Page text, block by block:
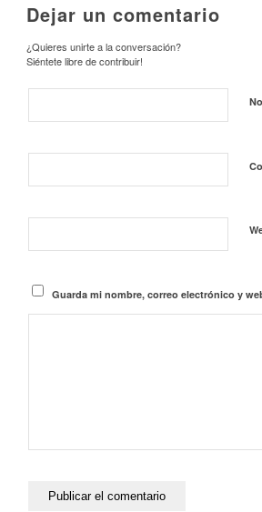
Dejar un comentario
¿Quieres unirte a la conversación?
Siéntete libre de contribuir!
Guarda mi nombre, correo electrónico y